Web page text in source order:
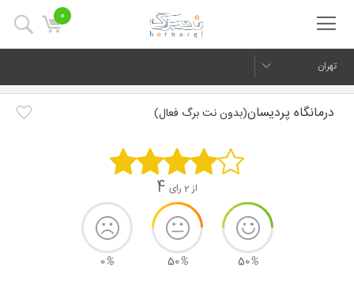
0
تهران
درمانگاه پردیسان(بدون نت برگ فعال)
از 2 رای 4
50%
50%
0%